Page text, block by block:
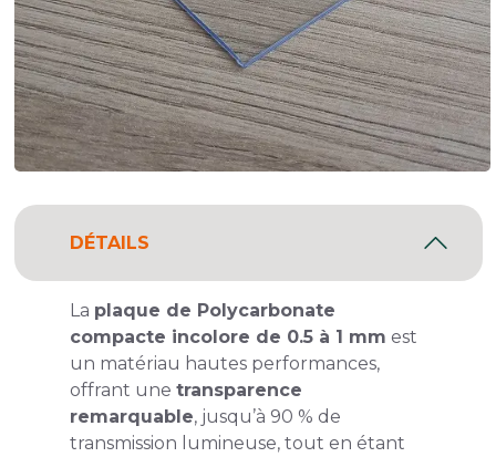
DÉTAILS
La plaque de Polycarbonate
compacte incolore de 0.5 à 1 mm est
un matériau hautes performances,
offrant une transparence
remarquable, jusqu’à 90 % de
transmission lumineuse, tout en étant